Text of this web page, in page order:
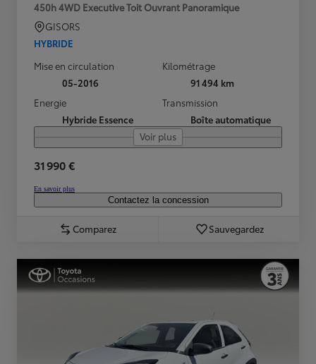
450h 4WD Executive Toit Ouvrant Panoramique
GISORS
HYBRIDE
Mise en circulation
05-2016
Kilométrage
91 494 km
Energie
Hybride Essence
Transmission
Boîte automatique
Voir plus
31 990 €
En savoir plus
Contactez la concession
Comparez Sauvegardez